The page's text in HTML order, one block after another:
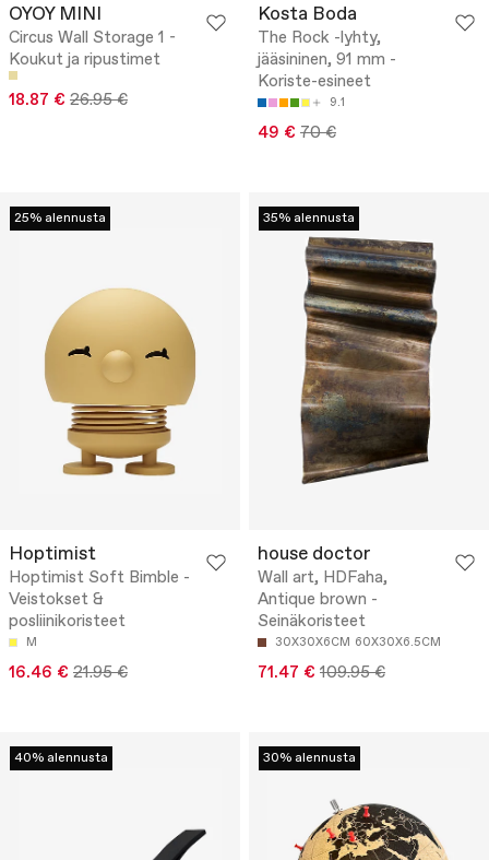
OYOY MINI
Circus Wall Storage 1 -
Koukut ja ripustimet
18.87 € 26.95 €
Kosta Boda
The Rock -lyhty,
jääsininen, 91 mm -
Koriste-esineet
9.1
49 € 70 €
25% alennusta
Hoptimist
Hoptimist Soft Bimble -
Veistokset &
posliinikoristeet
M
16.46 € 21.95 €
35% alennusta
house doctor
Wall art, HDFaha,
Antique brown -
Seinäkoristeet
30X30X6CM 60X30X6.5CM
71.47 € 109.95 €
40% alennusta 30% alennusta